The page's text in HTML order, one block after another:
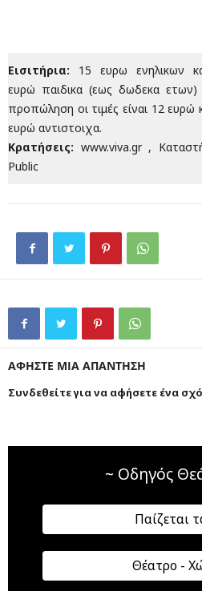
Εισιτήρια: 15 ευρω ενηλικων
ευρώ παιδικα (εως δωδεκα ετων)
προπώληση οι τιμές είναι 12 ευρώ
ευρώ αντιστοιχα.
Κρατήσεις: www.viva.gr ,
Public
ΑΦΗΣΤΕ ΜΙΑ ΑΠΑΝΤΗΣΗ
Συνδεθείτε για να αφήσετε ένα
~ Οδηγός
Παίζεται
Θέατρο -